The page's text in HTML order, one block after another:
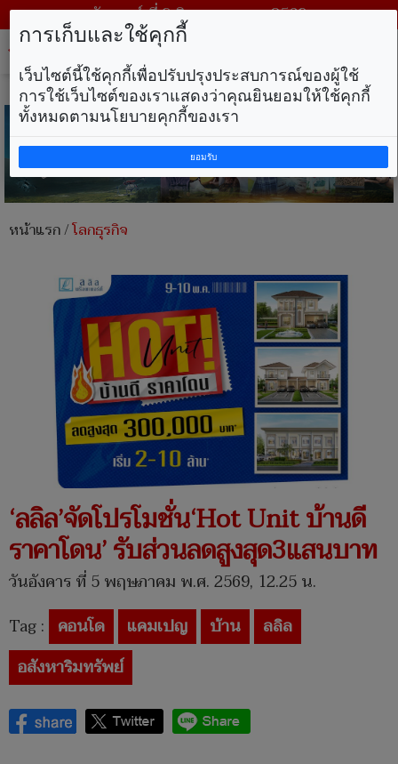
วันเสาร์ ที่ 8 สิงหาคม พ.ศ. 2569
หน้าแรก/โลกธุรกิจ
‘ลลิล’จัดโปรโมชั่น‘Hot Unit บ้านดี
ราคาโดน’ รับส่วนลดสูงสุด3แสนบาท
วันอังคาร ที่ 5 พฤษภาคม พ.ศ. 2569, 12.25 น.
Tag : คอนโด แคมเปญ บ้าน
ลลิล
อสังหาริมทรัพย์
การเก็บและใช้คุกกี้
เว็บไซต์นี้ใช้คุกกี้เพื่อปรับปรุงประสบการณ์ของผู้ใช้
การใช้เว็บไซต์ของเราแสดงว่าคุณยินยอมให้ใช้คุกกี้
ทั้งหมดตามนโยบายคุกกี้ของเรา
ยอมรับ